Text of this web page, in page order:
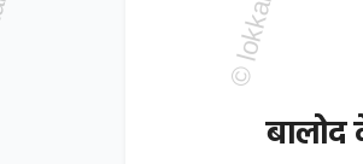
बालोद